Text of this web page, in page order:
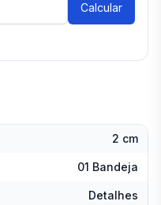
2 cm
01 Bandeja
Detalhes
Calcular